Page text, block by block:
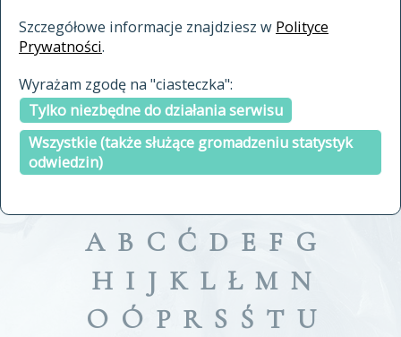
Szczegółowe informacje znajdziesz w Polityce
Prywatności.
Wyrażam zgodę na "ciasteczka":
Tylko niezbędne do działania serwisu
Wszystkie (także służące gromadzeniu statystyk
odwiedzin)
indeksie
a fronte
a tergo
A B C Ć D E F G
H I J K L Ł M N
O Ó P R S Ś T U